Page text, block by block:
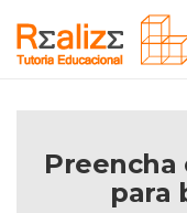
Preencha
para